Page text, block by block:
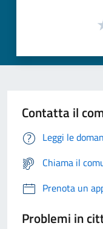
Contatta il
Leggi le
Chiama il
Prenota un
Problemi in